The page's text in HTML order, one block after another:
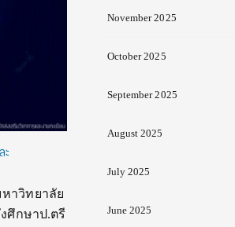
าวิทยาลัย
ศึกษาป.ตรี
November 2025
October 2025
September 2025
August 2025
July 2025
June 2025